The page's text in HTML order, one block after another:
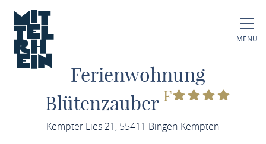
MENU
Ferienwohnung
Blütenzauber F
Kempter Lies 21, 55411 Bingen-Kempten